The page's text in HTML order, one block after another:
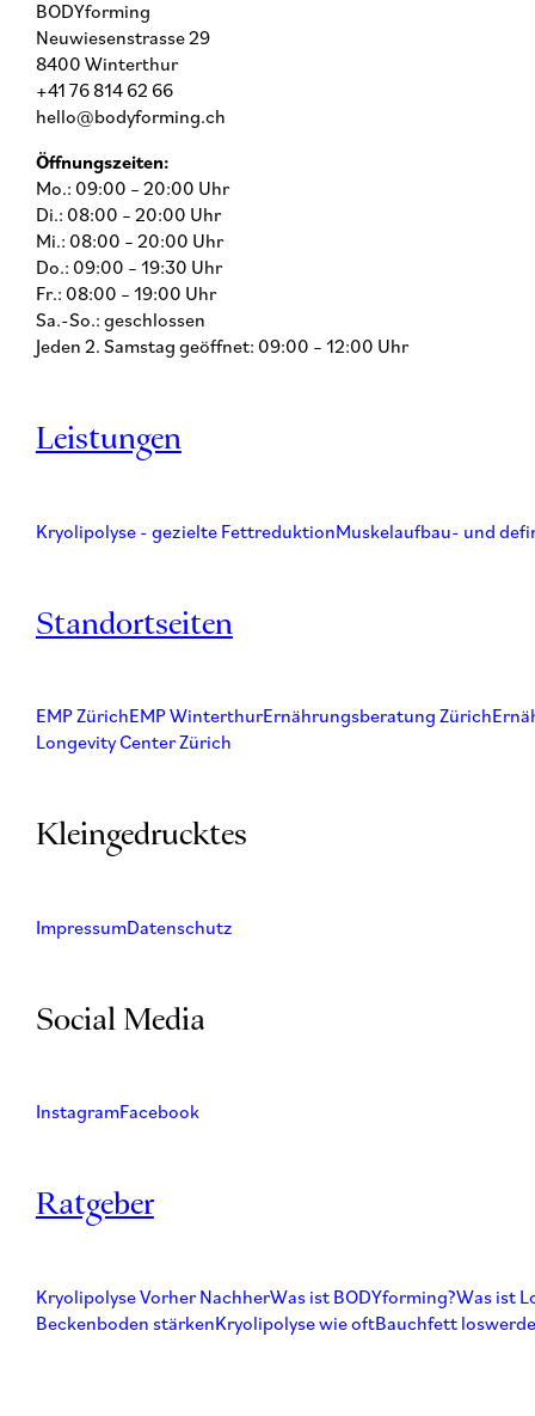
BODYforming
Neuwiesenstrasse 29
8400 Winterthur
+41 76 814 62 66
hello@bodyforming.ch
Öffnungszeiten:
Mo.: 09:00 – 20:00 Uhr
Di.: 08:00 – 20:00 Uhr
Mi.: 08:00 – 20:00 Uhr
Do.: 09:00 – 19:30 Uhr
Fr.: 08:00 – 19:00 Uhr
Sa.-So.: geschlossen
Jeden 2. Samstag geöffnet: 09:00 – 12:00 Uhr
Leistungen
Kryolipolyse - gezielte FettreduktionMuskelaufbau- und
Standortseiten
EMP ZürichEMP WinterthurErnährungsberatung Zürich
Longevity Center Zürich
Kleingedrucktes
ImpressumDatenschutz
Social Media
InstagramFacebook
Ratgeber
Kryolipolyse Vorher NachherWas ist BODYforming?Was ist
Beckenboden stärkenKryolipolyse wie oftBauchfett